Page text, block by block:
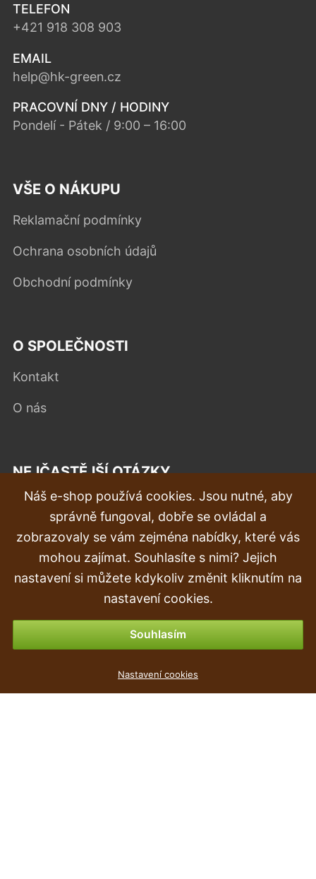
TELEFON
+421 918 308 903
EMAIL
help@hk-green.cz
PRACOVNÍ DNY / HODINY
Pondelí - Pátek / 9:00 – 16:00
VŠE O NÁKUPU
Reklamační podmínky
Ochrana osobních údajů
Obchodní podmínky
O SPOLEČNOSTI
Kontakt
O nás
NEJČASTĚJŠÍ OTÁZKY
Reklamace
Doprava a doručení
Objednávka
Náš e-shop používá cookies. Jsou nutné, aby
správně fungoval, dobře se ovládal a
zobrazovaly se vám zejména nabídky, které vás
mohou zajímat. Souhlasíte s nimi? Jejich
nastavení si můžete kdykoliv změnit kliknutím na
nastavení cookies.
Souhlasím
Nastavení cookies